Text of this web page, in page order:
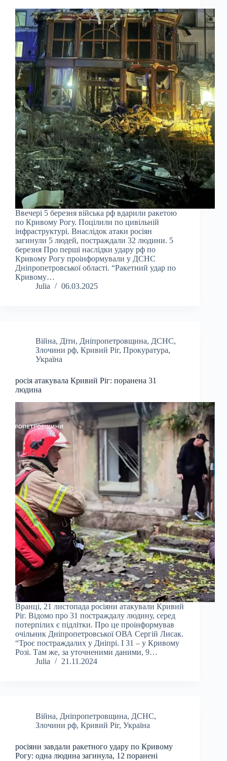
Ввечері 5 березня війська рф вдарили ракетою
по Кривому Рогу. Поцілили по цивільній
інфраструктурі. Внаслідок атаки росіян
загинули 5 людей, постраждали 32 людини. 5
березня Про перші наслідки удару рф по
Кривому Рогу проінформували у ДСНС
Дніпропетровської області. “Ракетний удар по
Кривому…
Julia
06.03.2025
Війна, Діти, Дніпропетровщина, ДСНС,
Злочини рф, Кривий Ріг, Прокуратура,
Україна
росія атакувала Кривий Ріг: поранена 31
людина
Вранці, 21 листопада росіяни атакували Кривий
Ріг. Відомо про 31 постраждалу людину, серед
потерпілих є підлітки. Про це проінформував
очільник Дніпропетровської ОВА Сергій Лисак.
“Троє постраждалих у Дніпрі. І 31 – у Кривому
Розі. Там же, за уточненими даними, 9…
Julia
21.11.2024
Війна, Дніпропетровщина, ДСНС,
Злочини рф, Кривий Ріг, Україна
росіяни завдали ракетного удару по Кривому
Рогу: одна людина загинула, 12 поранені